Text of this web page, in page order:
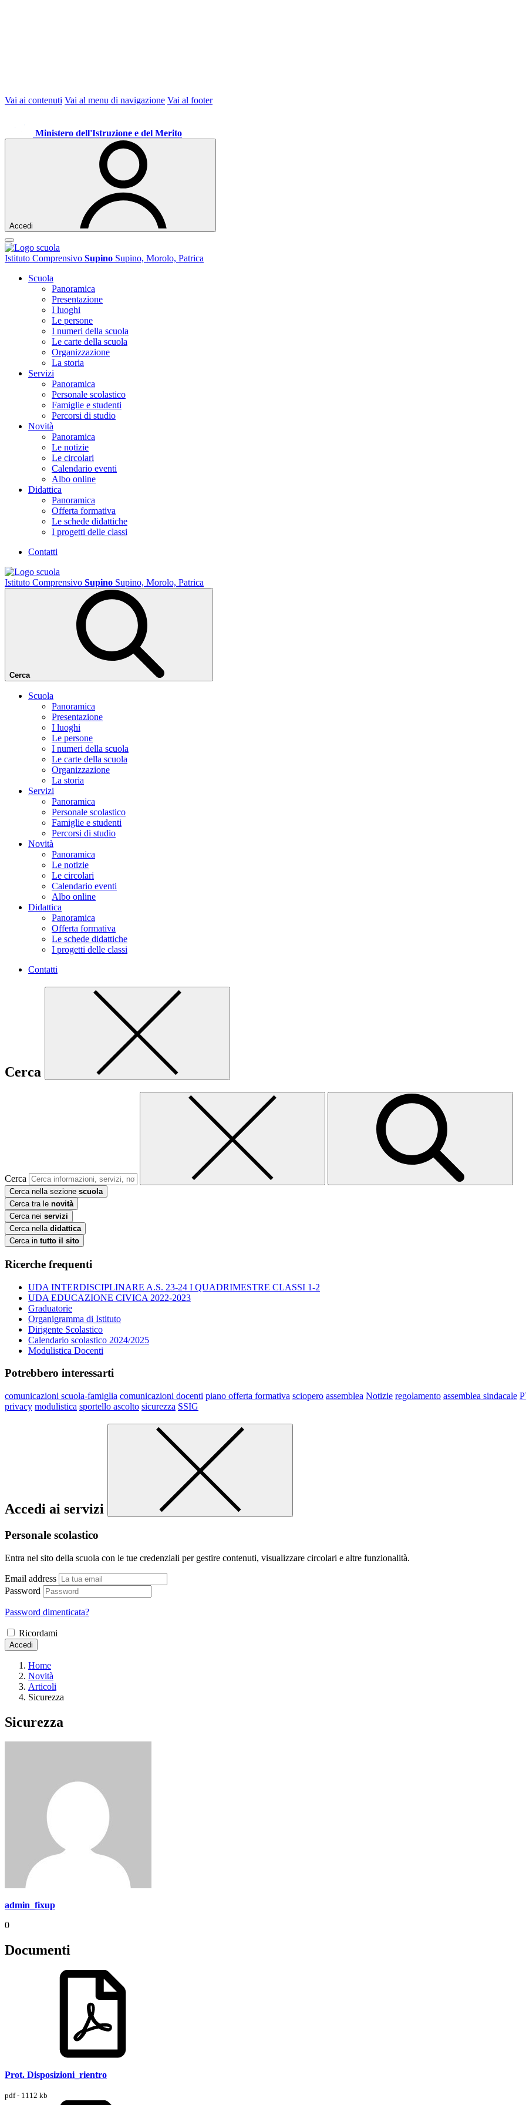
Vai ai contenuti Vai al menu di navigazione Vai al footer
Ministero dell'Istruzione e del Merito
Accedi
Istituto Comprensivo Supino Supino, Morolo, Patrica
Scuola
Panoramica
Presentazione
I luoghi
Le persone
I numeri della scuola
Le carte della scuola
Organizzazione
La storia
Servizi
Panoramica
Personale scolastico
Famiglie e studenti
Percorsi di studio
Novità
Panoramica
Le notizie
Le circolari
Calendario eventi
Albo online
Didattica
Panoramica
Offerta formativa
Le schede didattiche
I progetti delle classi
Contatti
Istituto Comprensivo Supino Supino, Morolo, Patrica
Cerca
Scuola
Panoramica
Presentazione
I luoghi
Le persone
I numeri della scuola
Le carte della scuola
Organizzazione
La storia
Servizi
Panoramica
Personale scolastico
Famiglie e studenti
Percorsi di studio
Novità
Panoramica
Le notizie
Le circolari
Calendario eventi
Albo online
Didattica
Panoramica
Offerta formativa
Le schede didattiche
I progetti delle classi
Contatti
Cerca
Cerca
Cerca nella sezione scuola
Cerca tra le novità
Cerca nei servizi
Cerca nella didattica
Cerca in tutto il sito
Ricerche frequenti
UDA INTERDISCIPLINARE A.S. 23-24 I QUADRIMESTRE CLASSI 1-2
UDA EDUCAZIONE CIVICA 2022-2023
Graduatorie
Organigramma di Istituto
Dirigente Scolastico
Calendario scolastico 2024/2025
Modulistica Docenti
Potrebbero interessarti
comunicazioni scuola-famiglia comunicazioni docenti piano offerta formativa sciopero assemblea Notizie regolamento assemblea sindacale
privacy modulistica sportello ascolto sicurezza SSIG
Accedi ai servizi
Personale scolastico
Entra nel sito della scuola con le tue credenziali per gestire contenuti, visualizzare circolari e altre funzionalità.
Email address
Password
Password dimenticata?
Ricordami
Accedi
Home
Novità
Articoli
Sicurezza
Sicurezza
admin_fixup
0
Documenti
Prot. Disposizioni_rientro
pdf - 1112 kb